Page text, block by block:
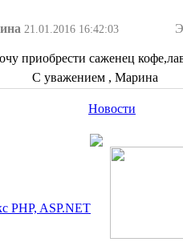
21.01.2016 16:42:03
приобрести саженец
С уважением , Марина
Новости
PHP, ASP.NET